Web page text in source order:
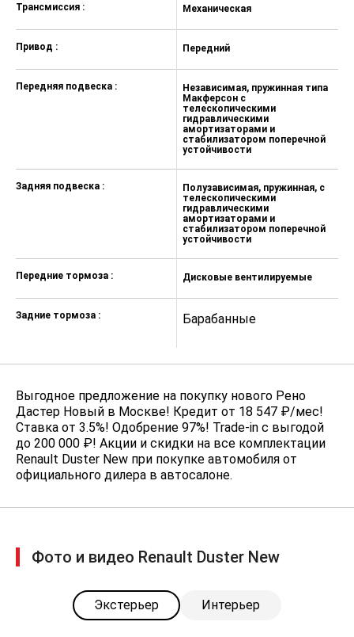
Система креплений ISOFIX на
Трехточечные ремни
Предупреждение о
непристегнутых ремнях передних
Набор автомобилиста
Адаптация двигателя к запуску в
холодном климате
100 000 км пробега (в
зависимости от того, что наступит
Антикоррозийная защита: 6 лет
гарантии производителя
Полноразмерное запасное колесо
(16" колесо)
Окраска «металлик» — 16 000 ₽
Пакет «Зимний» (Обогрев
сидений (кроме 1.5 dci) — 15 000 ₽
1.5 dci) — 8 000 ₽
Пакет «Обзорность»
Трансмиссия :
Привод :
Передняя подвеска :
Задняя подвеска :
Передние тормоза :
Задние тормоза :
Механическая
Передний
Независимая, пружинная типа
Макферсон с
телескопическими
гидравлическими
амортизаторами и
стабилизатором поперечной
устойчивости
Полузависимая, пружинная, с
телескопическими
гидравлическими
амортизаторами и
стабилизатором поперечной
устойчивости
Дисковые вентилируемые
Барабанные
Выгодное предложение на покупку нового Рено
Дастер Новый в Москве! Кредит от 18 547 ₽/мес!
Ставка от 3.5%! Одобрение 97%! Trade-in с выгодой
до 200 000 ₽! Акции и скидки на все комплектации
Renault Duster New при покупке автомобиля от
официального дилера в автосалоне.
Фото и видео Renault Duster New
Экстерьер Интерьер